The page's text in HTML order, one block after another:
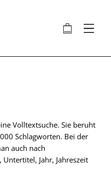
🛍 ⋮
Volltextsuche. Sie beruht
Schlagworten. Bei der
auch nach
Jahr, Jahreszeit